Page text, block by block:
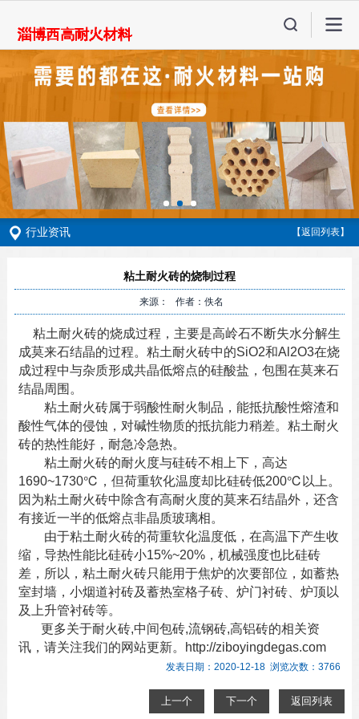
行业资讯 【返回列表】
粘土耐火砖的烧制过程
来源： 作者：佚名
粘土耐火砖的烧成过程，主要是高岭石不断失水分解生
成莫来石结晶的过程。粘土耐火砖中的SiO2和Al2O3在烧
成过程中与杂质形成共晶低熔点的硅酸盐，包围在莫来石
结晶周围。
粘土耐火砖属于弱酸性耐火制品，能抵抗酸性熔渣和
酸性气体的侵蚀，对碱性物质的抵抗能力稍差。粘土耐火
砖的热性能好，耐急冷急热。
粘土耐火砖的耐火度与硅砖不相上下，高达
1690~1730℃，但荷重软化温度却比硅砖低200℃以上。
因为粘土耐火砖中除含有高耐火度的莫来石结晶外，还含
有接近一半的低熔点非晶质玻璃相。
由于粘土耐火砖的荷重软化温度低，在高温下产生收
缩，导热性能比硅砖小15%~20%，机械强度也比硅砖
差，所以，粘土耐火砖只能用于焦炉的次要部位，如蓄热
室封墙，小烟道衬砖及蓄热室格子砖、炉门衬砖、炉顶以
及上升管衬砖等。
更多关于耐火砖,中间包砖,流钢砖,高铝砖的相关资
讯，请关注我们的网站更新。http://ziboyingdegas.com
发表日期：2020-12-18 浏览次数：3766
上一个 下一个 返回列表